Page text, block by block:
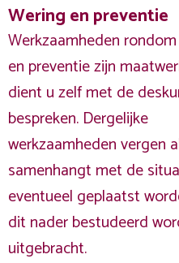
Wering en preventie
Werkzaamheden
en preventie zijn
dient u zelf met de
bespreken. Dergelijke
werkzaamheden vergen
samenhangt met de
eventueel geplaatst
dit nader bestudeerd
uitgebracht.